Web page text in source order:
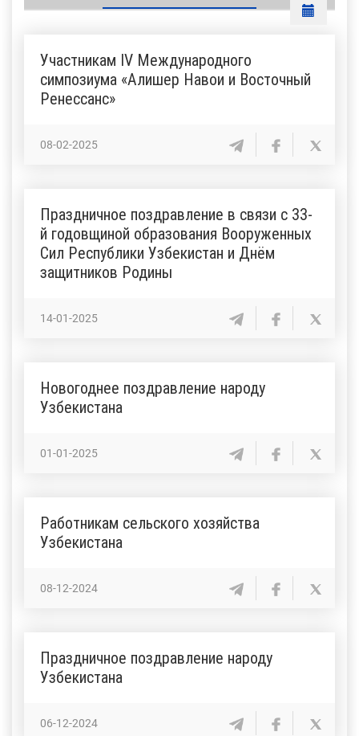
Участникам IV Международного
симпозиума «Алишер Навои и Восточный
Ренессанс»
08-02-2025
Праздничное поздравление в связи с 33-
й годовщиной образования Вооруженных
Сил Республики Узбекистан и Днём
защитников Родины
14-01-2025
Новогоднее поздравление народу
Узбекистана
01-01-2025
Работникам сельского хозяйства
Узбекистана
08-12-2024
Праздничное поздравление народу
Узбекистана
06-12-2024